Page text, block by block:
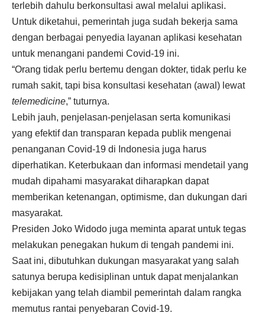
terlebih dahulu berkonsultasi awal melalui aplikasi.
Untuk diketahui, pemerintah juga sudah bekerja sama
dengan berbagai penyedia layanan aplikasi kesehatan
untuk menangani pandemi Covid-19 ini.
“Orang tidak perlu bertemu dengan dokter, tidak perlu ke
rumah sakit, tapi bisa konsultasi kesehatan (awal) lewat
telemedicine,” tuturnya.
Lebih jauh, penjelasan-penjelasan serta komunikasi
yang efektif dan transparan kepada publik mengenai
penanganan Covid-19 di Indonesia juga harus
diperhatikan. Keterbukaan dan informasi mendetail yang
mudah dipahami masyarakat diharapkan dapat
memberikan ketenangan, optimisme, dan dukungan dari
masyarakat.
Presiden Joko Widodo juga meminta aparat untuk tegas
melakukan penegakan hukum di tengah pandemi ini.
Saat ini, dibutuhkan dukungan masyarakat yang salah
satunya berupa kedisiplinan untuk dapat menjalankan
kebijakan yang telah diambil pemerintah dalam rangka
memutus rantai penyebaran Covid-19.